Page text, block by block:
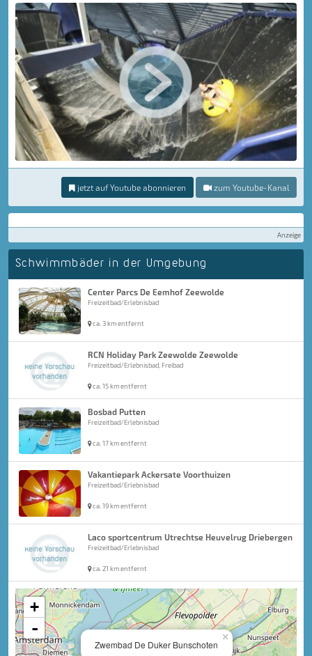
jetzt auf Youtube abonnieren zum Youtube-Kanal
Anzeige
Schwimmbäder in der Umgebung
Center Parcs De Eemhof Zeewolde
Freizeitbad/Erlebnisbad
ca. 3 km entfernt
RCN Holiday Park Zeewolde Zeewolde
Freizeitbad/Erlebnisbad, Freibad
ca. 15 km entfernt
Bosbad Putten
Freizeitbad/Erlebnisbad
ca. 17 km entfernt
Vakantiepark Ackersate Voorthuizen
Freizeitbad/Erlebnisbad
ca. 19 km entfernt
Laco sportcentrum Utrechtse Heuvelrug Driebergen
Freizeitbad/Erlebnisbad
ca. 21 km entfernt
×
Zwembad De Duker Bunschoten
+
-